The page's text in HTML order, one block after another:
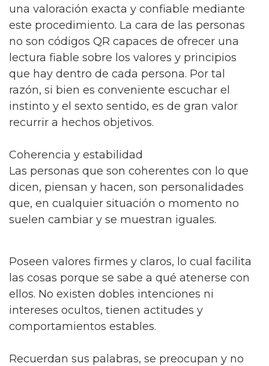
una valoración exacta y confiable mediante
este procedimiento. La cara de las personas
no son códigos QR capaces de ofrecer una
lectura fiable sobre los valores y principios
que hay dentro de cada persona. Por tal
razón, si bien es conveniente escuchar el
instinto y el sexto sentido, es de gran valor
recurrir a hechos objetivos.
Coherencia y estabilidad
Las personas que son coherentes con lo que
dicen, piensan y hacen, son personalidades
que, en cualquier situación o momento no
suelen cambiar y se muestran iguales.
Poseen valores firmes y claros, lo cual facilita
las cosas porque se sabe a qué atenerse con
ellos. No existen dobles intenciones ni
intereses ocultos, tienen actitudes y
comportamientos estables.
Recuerdan sus palabras, se preocupan y no